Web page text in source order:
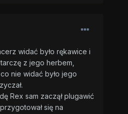
widać było rękawice i
z jego herbem,
nie widać było jego
Rex sam zaczął plugawić
się na